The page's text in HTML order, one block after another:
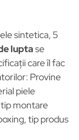
sintetica, 5
luptase
care îl fac
Provine
piele
montare
tip produs